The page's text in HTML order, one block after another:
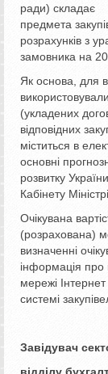
ради)
предмета
розрахунків з
замовника на
Як основа, для
(укладених
відповідних
міститься в
основні
розвитку
Кабінету
Очікувана
(розрахована)
визначенні
інформація про
мережі
системі
Завідувач